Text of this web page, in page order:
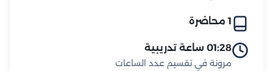
1 محاضرة
01:28 ساعة تدريبية
مرونة في تقسيم عدد الساعات